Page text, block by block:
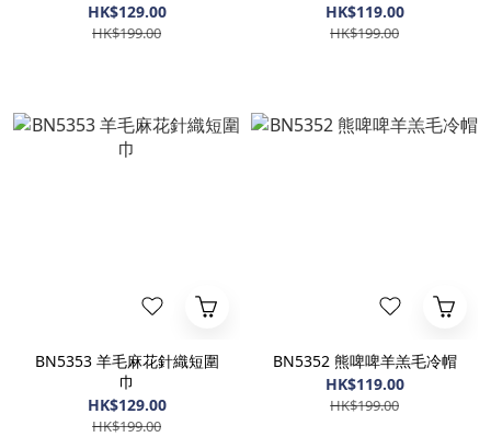
HK$129.00
HK$199.00
HK$119.00
HK$199.00
BN5353 羊毛麻花針織短圍
巾
HK$129.00
HK$199.00
BN5352 熊啤啤羊羔毛冷帽
HK$119.00
HK$199.00